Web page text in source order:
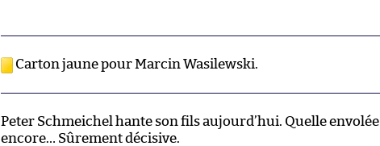
Carton jaune pour Marcin Wasilewski.
Peter Schmeichel hante son fils aujourd’hui. Quelle envolée
encore… Sûrement décisive.